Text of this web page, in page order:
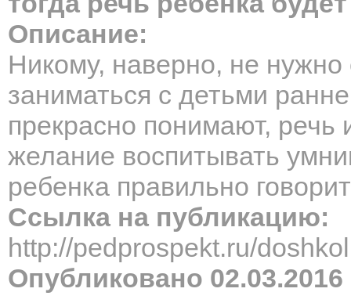
Описание:
Никому, наверно, не нужно
заниматься с детьми
прекрасно понимают,
желание воспитывать
ребенка правильно
Ссылка на публикацию:
http://pedprospekt.ru/
Опубликовано 02.03.2016